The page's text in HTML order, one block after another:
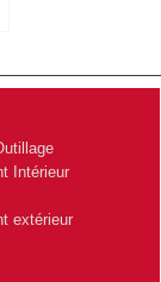
Intérieur
extérieur